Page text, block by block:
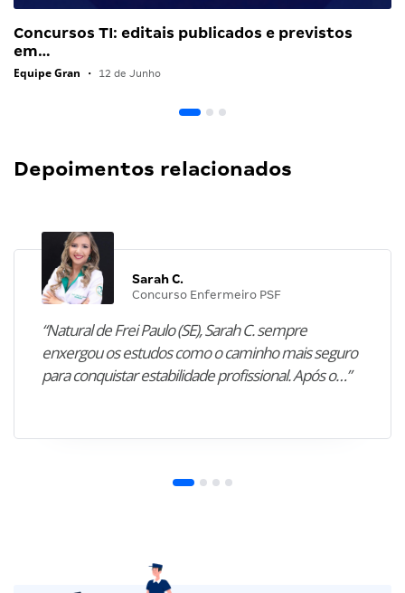
Concursos TI: editais publicados e previstos
em…
Equipe Gran • 12 de Junho
Depoimentos relacionados
Sarah C.
Concurso Enfermeiro PSF
“Natural de Frei Paulo (SE), Sarah C. sempre
enxergou os estudos como o caminho mais seguro
para conquistar estabilidade profissional. Após o…”